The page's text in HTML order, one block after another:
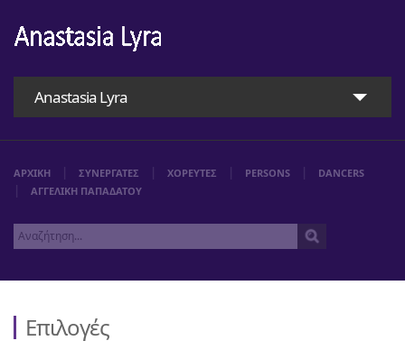
Anastasia Lyra
Αρχική
ΑΡΧΙΚΗ ΣΥΝΕΡΓΑΤΕΣ ΧΟΡΕΥΤΕΣ PERSONS
DANCERS
ΑΓΓΕΛΙΚΗ ΠΑΠΑΔΑΤΟΥ
Επιλογές